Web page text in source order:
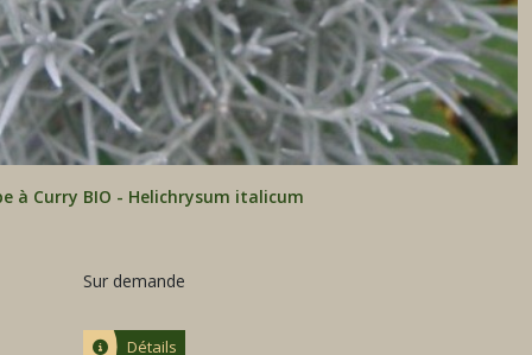
à Curry BIO - Helichrysum italicum
Sur demande
Détails